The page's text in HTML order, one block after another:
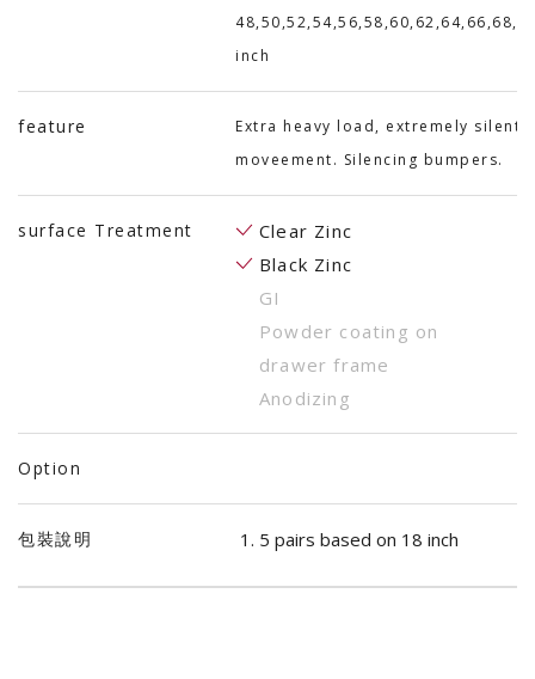
inch
feature
Extra heavy load, extremely silent
moveement. Silencing bumpers.
surface Treatment
Clear Zinc
Black Zinc
GI
Powder coating on
drawer frame
Anodizing
Option
包裝說明 5 pairs based on 18 inch